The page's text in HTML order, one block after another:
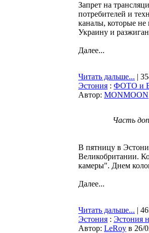
Запрет на
потребителей и
каналы, которые
Украину и
Далее...
Читать дальше... |
Эстония : ФОТО и
Автор: MONMOON
Часть
В пятницу в
Великобритании.
камеры". Днем
Далее...
Читать дальше... |
Эстония : Эстония
Автор: LeRoy в 26/